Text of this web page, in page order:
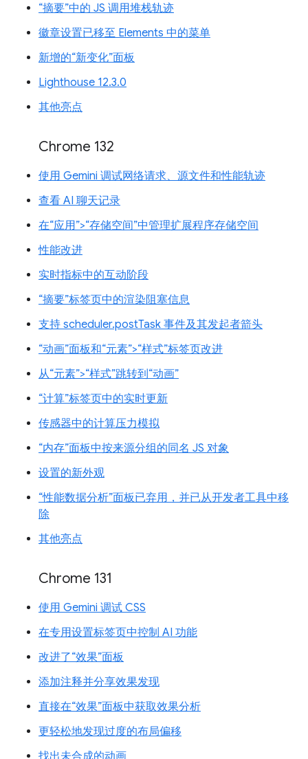
“摘要”中的 JS 调用堆栈轨迹
徽章设置已移至 Elements 中的菜单
新增的“新变化”面板
Lighthouse 12.3.0
其他亮点
Chrome 132
使用 Gemini 调试网络请求、源文件和性能轨迹
查看 AI 聊天记录
在“应用”>“存储空间”中管理扩展程序存储空间
性能改进
实时指标中的互动阶段
“摘要”标签页中的渲染阻塞信息
支持 scheduler.postTask 事件及其发起者箭头
“动画”面板和“元素”>“样式”标签页改进
从“元素”>“样式”跳转到“动画”
“计算”标签页中的实时更新
传感器中的计算压力模拟
“内存”面板中按来源分组的同名 JS 对象
设置的新外观
“性能数据分析”面板已弃用，并已从开发者工具中移
除
其他亮点
Chrome 131
使用 Gemini 调试 CSS
在专用设置标签页中控制 AI 功能
改进了“效果”面板
添加注释并分享效果发现
直接在“效果”面板中获取效果分析
更轻松地发现过度的布局偏移
找出未合成的动画